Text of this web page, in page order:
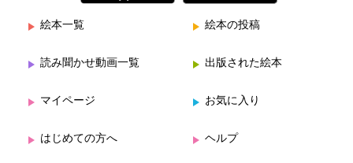
絵本一覧 絵本の投稿
読み聞かせ動画一覧 出版された絵本
マイページ お気に入り
はじめての方へ ヘルプ